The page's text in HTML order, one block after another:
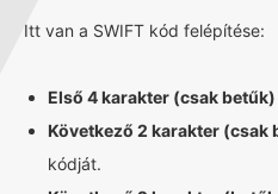
Itt van a SWIFT kód felépítése:
Első 4 karakter (csak betűk)
Következő 2 karakter (csak
kódját.